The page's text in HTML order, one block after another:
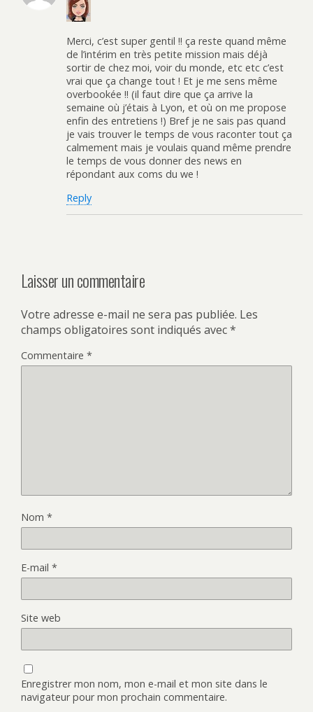
Merci, c’est super gentil !! ça reste quand même
de l’intérim en très petite mission mais déjà
sortir de chez moi, voir du monde, etc etc c’est
vrai que ça change tout ! Et je me sens même
overbookée !! (il faut dire que ça arrive la
semaine où j’étais à Lyon, et où on me propose
enfin des entretiens !) Bref je ne sais pas quand
je vais trouver le temps de vous raconter tout ça
calmement mais je voulais quand même prendre
le temps de vous donner des news en
répondant aux coms du we !
Reply
Laisser un commentaire
Votre adresse e-mail ne sera pas publiée. Les
champs obligatoires sont indiqués avec*
Commentaire *
Nom *
E-mail *
Site web
Enregistrer mon nom, mon e-mail et mon site dans le
navigateur pour mon prochain commentaire.